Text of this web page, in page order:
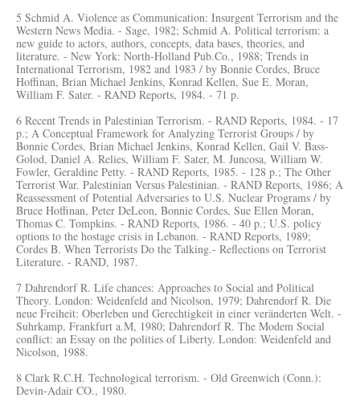
5 Schmid A. Violence as Communication: Insurgent Terrorism and the
Western News Media. - Sage, 1982; Schmid A. Political terrorism: a
new guide to actors, authors, concepts, data bases, theories, and
literature. - New York: North-Holland Pub.Co., 1988; Trends in
International Terrorism, 1982 and 1983 / by Bonnie Cordes, Bruce
Hoffinan, Brian Michael Jenkins, Konrad Kellen, Sue E. Moran,
William F. Sater. - RAND Reports, 1984. - 71 p.
6 Recent Trends in Palestinian Terrorism. - RAND Reports, 1984. - 17
p.; A Conceptual Framework for Analyzing Terrorist Groups / by
Bonnie Cordes, Brian Michael Jenkins, Konrad Kellen, Gail V. Bass-
Golod, Daniel A. Relies, William F. Sater, M. Juncosa, William W.
Fowler, Geraldine Petty. - RAND Reports, 1985. - 128 p.; The Other
Terrorist War. Palestinian Versus Palestinian. - RAND Reports, 1986; A
Reassessment of Potential Adversaries to U.S. Nuclear Programs / by
Bruce Hoffinan, Peter DeLeon, Bonnie Cordes, Sue Ellen Moran,
Thomas C. Tompkins. - RAND Reports, 1986. - 40 p.; U.S. policy
options to the hostage crisis in Lebanon. - RAND Reports, 1989;
Cordes B. When Terrorists Do the Talking.- Reflections on Terrorist
Literature. - RAND, 1987.
7 Dahrendorf R. Life chances: Approaches to Social and Political
Theory. London: Weidenfeld and Nicolson, 1979; Dahrendorf R. Die
neue Freiheit: Oberleben und Gerechtigkeit in einer veränderten Welt. -
Suhrkamp, Frankfurt a.M, 1980; Dahrendorf R. The Modem Social
conflict: an Essay on the polities of Liberty. London: Weidenfeld and
Nicolson, 1988.
8 Clark R.C.H. Technological terrorism. - Old Greenwich (Conn.):
Devin-Adair CO., 1980.